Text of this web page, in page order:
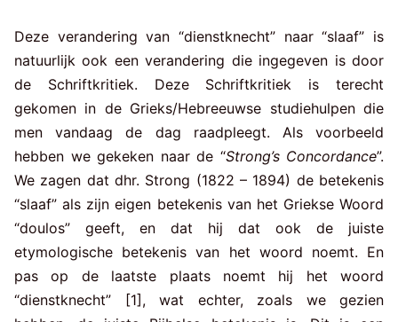
Deze verandering van “dienstknecht” naar “slaaf” is
natuurlijk ook een verandering die ingegeven is door
de Schriftkritiek. Deze Schriftkritiek is terecht
gekomen in de Grieks/Hebreeuwse studiehulpen die
men vandaag de dag raadpleegt. Als voorbeeld
hebben we gekeken naar de “Strong’s Concordance”.
We zagen dat dhr. Strong (1822 – 1894) de betekenis
“slaaf” als zijn eigen betekenis van het Griekse Woord
“doulos” geeft, en dat hij dat ook de juiste
etymologische betekenis van het woord noemt. En
pas op de laatste plaats noemt hij het woord
“dienstknecht” [1], wat echter, zoals we gezien